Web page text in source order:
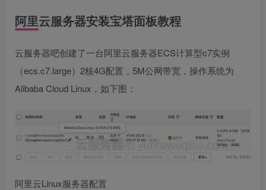
阿里云服务器安装宝塔面板教程
云服务器吧创建了一台阿里云服务器ECS计算型c7实例
（ecs.c7.large）2核4G配置，5M公网带宽，操作系统为
Alibaba Cloud Linux，如下图：
阿里云Linux服务器配置